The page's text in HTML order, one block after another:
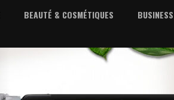
BEAUTÉ & COSMÉTIQUES BUSINESS